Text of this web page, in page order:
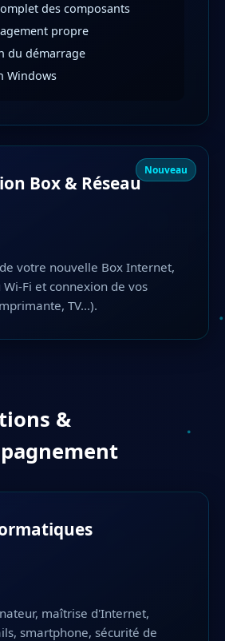
des composants
propre
du démarrage
Windows
Nouveau
Box & Réseau
votre nouvelle Box Internet,
Fi et connexion de vos
TV...).
&
maîtrise d'Internet,
smartphone, sécurité de